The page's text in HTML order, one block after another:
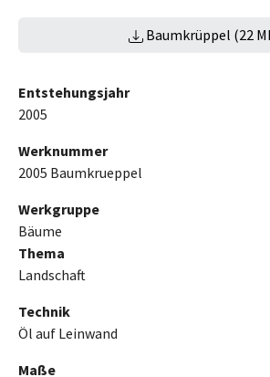
Baumkrüppel (22
Entstehungsjahr
2005
Werknummer
2005 Baumkrueppel
Werkgruppe
Bäume
Thema
Landschaft
Technik
Öl auf Leinwand
Maße